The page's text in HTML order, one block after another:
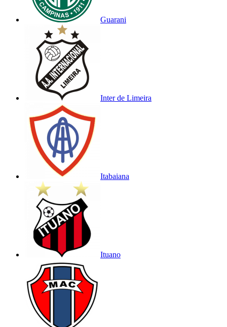
Guarani
Inter de Limeira
Itabaiana
Ituano